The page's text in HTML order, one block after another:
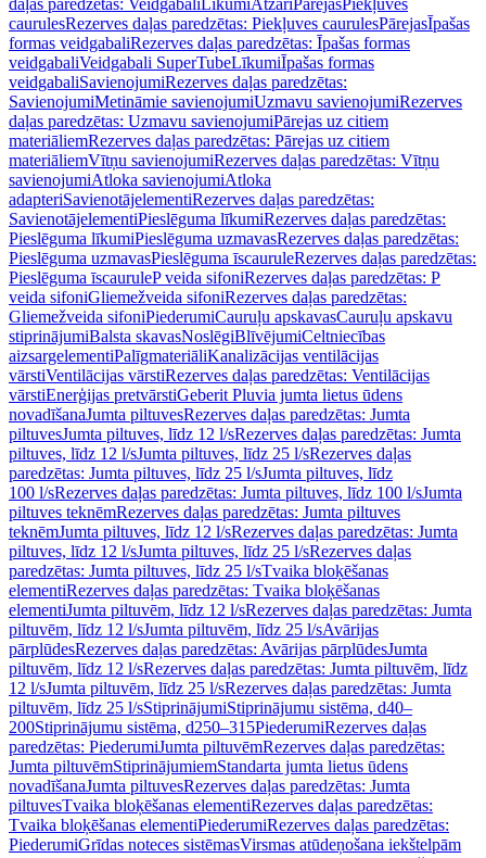
daļas paredzētas: Veidgabali LīkumiAtzari PārejasPiekļuves
caurulesRezerves daļas paredzētas: Piekļuves caurulesPārejasĪpašas
formas veidgabaliRezerves daļas paredzētas: Īpašas formas
veidgabaliVeidgabali SuperTubeLīkumiĪpašas formas
veidgabaliSavienojumiRezerves daļas paredzētas:
SavienojumiMetināmie savienojumiUzmavu savienojumiRezerves
daļas paredzētas: Uzmavu savienojumiPārejas uz citiem
materiāliemRezerves daļas paredzētas: Pārejas uz citiem
materiāliemVītņu savienojumiRezerves daļas paredzētas: Vītņu
savienojumiAtloka savienojumiAtloka
adapteriSavienotājelementiRezerves daļas paredzētas:
SavienotājelementiPieslēguma līkumiRezerves daļas paredzētas:
Pieslēguma līkumiPieslēguma uzmavasRezerves daļas paredzētas:
Pieslēguma uzmavasPieslēguma īscauruleRezerves daļas paredzētas:
Pieslēguma īscauruleP veida sifoniRezerves daļas paredzētas: P
veida sifoniGliemežveida sifoniRezerves daļas paredzētas:
Gliemežveida sifoniPiederumiCauruļu apskavasCauruļu apskavu
stiprinājumiBalsta skavasNoslēgiBlīvējumiCeltniecības
aizsargelementiPalīgmateriāliKanalizācijas ventilācijas
vārstiVentilācijas vārstiRezerves daļas paredzētas: Ventilācijas
vārstiEnerģijas pretvārstiGeberit Pluvia jumta lietus ūdens
novadīšanaJumta piltuvesRezerves daļas paredzētas: Jumta
piltuvesJumta piltuves, līdz 12 l/sRezerves daļas paredzētas: Jumta
piltuves, līdz 12 l/sJumta piltuves, līdz 25 l/sRezerves daļas
paredzētas: Jumta piltuves, līdz 25 l/sJumta piltuves, līdz
100 l/sRezerves daļas paredzētas: Jumta piltuves, līdz 100 l/sJumta
piltuves teknēmRezerves daļas paredzētas: Jumta piltuves
teknēmJumta piltuves, līdz 12 l/sRezerves daļas paredzētas: Jumta
piltuves, līdz 12 l/sJumta piltuves, līdz 25 l/sRezerves daļas
paredzētas: Jumta piltuves, līdz 25 l/sTvaika bloķēšanas
elementiRezerves daļas paredzētas: Tvaika bloķēšanas
elementiJumta piltuvēm, līdz 12 l/sRezerves daļas paredzētas: Jumta
piltuvēm, līdz 12 l/sJumta piltuvēm, līdz 25 l/sAvārijas
pārplūdesRezerves daļas paredzētas: Avārijas pārplūdesJumta
piltuvēm, līdz 12 l/sRezerves daļas paredzētas: Jumta piltuvēm, līdz
12 l/sJumta piltuvēm, līdz 25 l/sRezerves daļas paredzētas: Jumta
piltuvēm, līdz 25 l/sStiprinājumiStiprinājumu sistēma, d40–
200Stiprinājumu sistēma, d250–315PiederumiRezerves daļas
paredzētas: PiederumiJumta piltuvēmRezerves daļas paredzētas:
Jumta piltuvēmStiprinājumiemStandarta jumta lietus ūdens
novadīšanaJumta piltuvesRezerves daļas paredzētas: Jumta
piltuvesTvaika bloķēšanas elementiRezerves daļas paredzētas:
Tvaika bloķēšanas elementiPiederumiRezerves daļas paredzētas:
PiederumiGrīdas noteces sistēmasVirsmas atūdeņošana iekštelpām